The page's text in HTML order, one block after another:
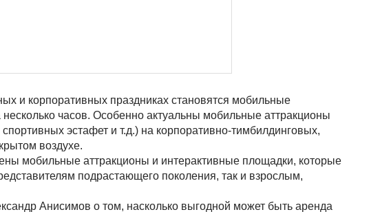
и корпоративных праздниках становятся мобильные
часов. Особенно актуальны мобильные аттракционы
эстафет и т.д.) на корпоративно-тимбилдинговых,
воздухе.
мобильные аттракционы и интерактивные площадки, которые
подрастающего поколения, так и взрослым,
Анисимов о том, насколько выгодной может быть аренда